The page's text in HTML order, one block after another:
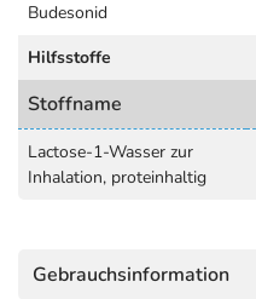
Budesonid
Hilfsstoffe
Stoffname
Lactose-1-Wasser zur
Inhalation, proteinhaltig
Gebrauchsinformation